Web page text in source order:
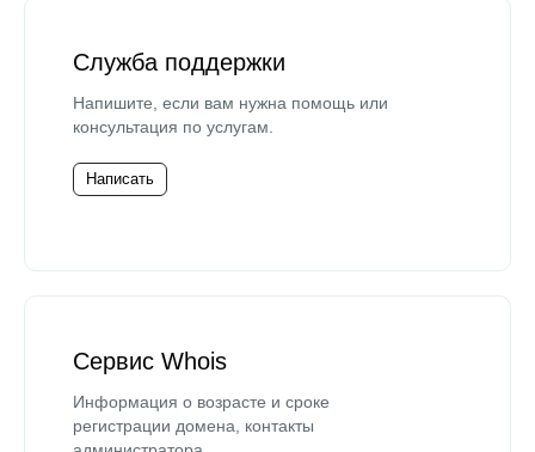
Служба поддержки
Напишите, если вам нужна помощь или
консультация по услугам.
Написать
Сервис Whois
Информация о возрасте и сроке
регистрации домена, контакты